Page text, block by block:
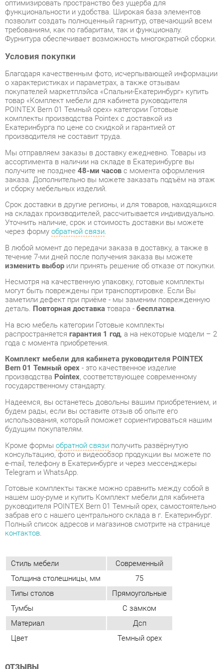
Условия покупки
Благодаря качественным фото, исчерпывающей информации
о характеристиках и параметрах, а также отзывам
покупателей маркетплэйса «Спальни-Екатеринбург» купить
товар «Комплект мебели для кабинета руководителя
POINTEX Bern 01 Темный орех» категории Готовые
комплекты производства Pointex с доставкой из
Екатеринбурга по цене со скидкой и гарантией от
производителя не составит труда.
Мы отправляем заказы в доставку ежедневно. Товары из
ассортимента в наличии на складе в Екатеринбурге вы
получите не позднее48-ми часовс момента оформления
заказа. Дополнительно вы можете заказать подъём на этаж
и сборку мебельных изделий.
Срок доставки в другие регионы, и для товаров, находящихся
на складах производителей, рассчитывается индивидуально.
Уточнить наличие, срок и стоимость доставки вы можете
через формуобратной связи.
В любой момент до передачи заказа в доставку, а также в
течение 7-ми дней после получения заказа вы можете
изменить выборили принять решение об отказе от покупки.
Несмотря на качественную упаковку, готовые комплекты
могут быть повреждены при транспортировке. Если Вы
заметили дефект при приёме - мы заменим поврежденную
деталь.Повторная доставкатовара -бесплатна.
На всю мебель категории Готовые комплекты
года с момента приобретения.
Комплект мебели для кабинета руководителя POINTEX
Bern 01 Темный орех- это качественное изделие
государственному стандарту.
Надеемся, вы останетесь довольны вашим приобретением, и
будем рады, если вы оставите отзыв об опыте его
использования, который поможет сориентироваться нашим
будущим покупателям.
Кроме формы обратной связиполучить развёрнутую
консультацию, фото и видеообзор продукции вы можете по
e-mail, телефону в Екатеринбурге и через мессенджеры
Telegram и WhatsApp.
Готовые комплекты также можно сравнить между собой в
нашем шоу-руме и купить Комплект мебели для кабинета
руководителя POINTEX Bern 01 Темный орех, самостоятельно
забрав его с нашего центрального склада в г. Екатеринбург.
Полный список адресов и магазинов смотрите на странице
контактов.
Стиль мебели Современный
Толщина столешницы, мм 75
Типы столов
Прямоугольные
Цвет
Темный орех
ОТЗЫВЫ
Пока нет отзывов, поделитесь первым своим мнением.
ДОБАВИТЬ ОТЗЫВ